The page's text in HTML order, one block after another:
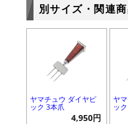
別サイズ・関連
ヤマチュウ ダイヤピ
ック 3本爪
4,950円
ヤ
ッ